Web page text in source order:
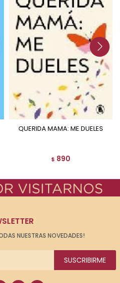
QUERIDA MAMA: ME DUELES
$ 890
NUESTRAS NOVEDADES!
SUSCRIBIRME